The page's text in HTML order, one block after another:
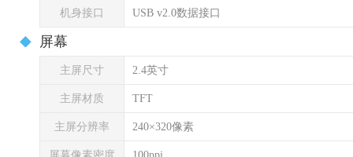
机身接口 USB v2.0数据接口
屏幕
主屏尺寸 2.4英寸
主屏材质 TFT
主屏分辨率 240×320像素